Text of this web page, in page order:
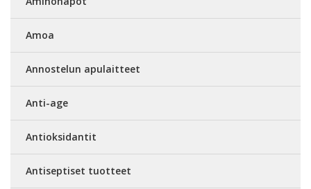
Amoa
Annostelun apulaitteet
Anti-age
Antioksidantit
Antiseptiset tuotteet